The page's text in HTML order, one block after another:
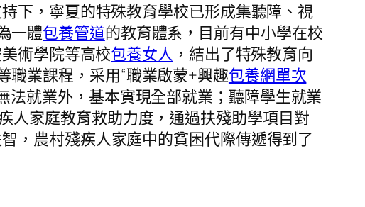
下，寧夏的特殊教育學校已形成集聽障、視
一體包養管道的教育體系，目前有中小學在校
術學院等高校包養女人 ，結出了特殊教育向
職業課程，采用“職業啟蒙+興趣包養網單次
就業外，基本實現全部就業；聽障學生就業
人家庭教育救助力度，通過扶殘助學項目對
，農村殘疾人家庭中的貧困代際傳遞得到了